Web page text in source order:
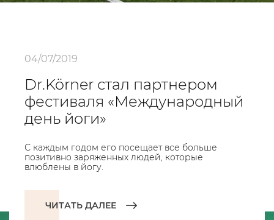
04/07/2019
Dr.Körner стал партнером
фестиваля «Международный
день йоги»
С каждым годом его посещает все больше
позитивно заряженных людей, которые
влюблены в йогу.
ЧИТАТЬ ДАЛЕЕ